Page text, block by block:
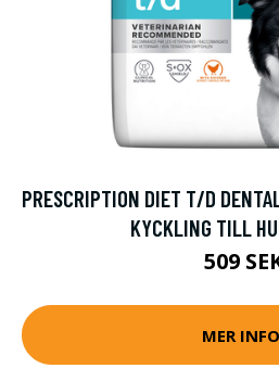
PRESCRIPTION DIET T/D
KYCKLING TILL
509
MER